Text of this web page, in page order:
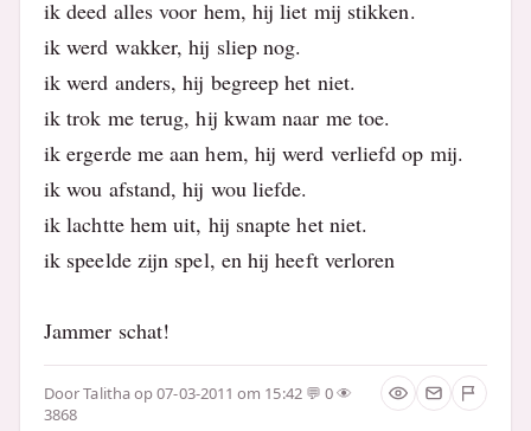
ik deed alles voor hem, hij liet mij stikken.
ik werd wakker, hij sliep nog.
ik werd anders, hij begreep het niet.
ik trok me terug, hij kwam naar me toe.
ik ergerde me aan hem, hij werd verliefd op mij.
ik wou afstand, hij wou liefde.
ik lachtte hem uit, hij snapte het niet.
ik speelde zijn spel, en hij heeft verloren
Jammer schat!
DoorTalithaop 07-03-2011 om 15:42
0
3868